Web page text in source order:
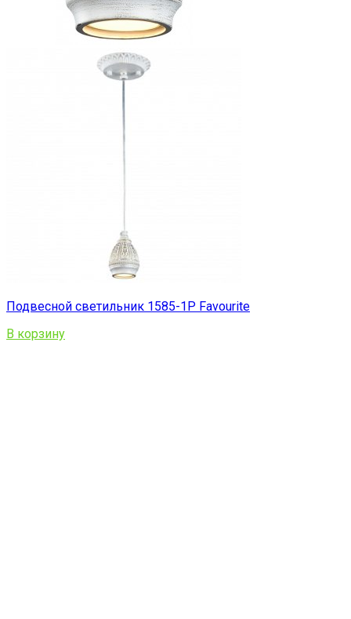
Подвесной светильник 1585-1P Favourite
В корзину